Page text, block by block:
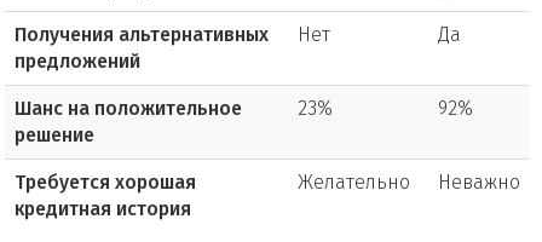
Получения альтернативных
предложений
Нет Да
Шанс на положительное
решение
23% 92%
Требуется хорошая
кредитная история
Желательно Неважно